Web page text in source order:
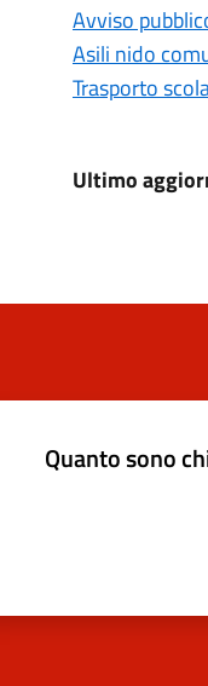
Avviso
Asili nido
Trasporto
Ultimo
Quanto sono